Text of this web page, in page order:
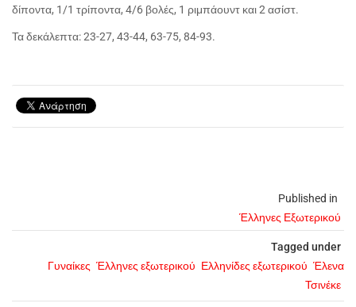
Published in
Έλληνες Εξωτερικού
Tagged under
Γυναίκες Έλληνες εξωτερικού Ελληνίδες εξωτερικού Έλενα
Τσινέκε
δίποντα, 1/1 τρίποντα, 4/6 βολές, 1 ριμπάουντ και 2 ασίστ.
Τα δεκάλεπτα: 23-27, 43-44, 63-75, 84-93.